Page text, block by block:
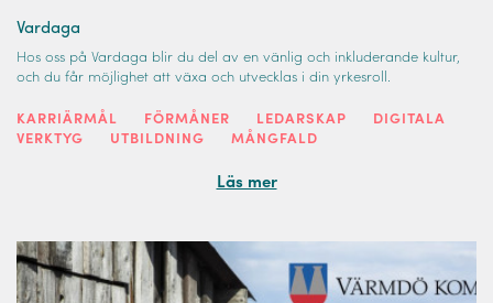
Vardaga
Hos oss på Vardaga blir du del av en vänlig och inkluderande kultur,
och du får möjlighet att växa och utvecklas i din yrkesroll.
KARRIÄRMÅL FÖRMÅNER LEDARSKAP
DIGITALA
VERKTYG
UTBILDNING MÅNGFALD
Läs mer